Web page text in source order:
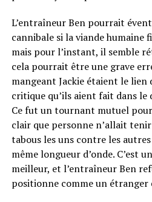
L’entraîneur Ben pourrait
cannibale si la viande humaine
mais pour l’instant, il semble
cela pourrait être une grave
mangeant Jackie étaient le lien
critique qu’ils aient fait dans le
Ce fut un tournant mutuel
clair que personne n’allait
tabous les uns contre les
même longueur d’onde. C’est
meilleur, et l’entraîneur Ben
positionne comme un étranger